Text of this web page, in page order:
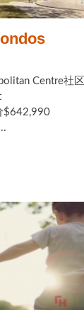
Centre社区
$642,990